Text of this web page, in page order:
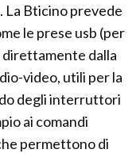
Bticino prevede
le prese usb (per
dalla
video, utili per la
degli interruttori
ai comandi
permettono di